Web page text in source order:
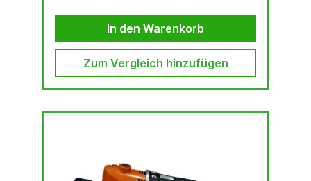
In den Warenkorb
Zum Vergleich hinzufügen